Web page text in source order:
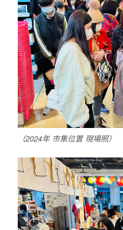
（2024年 市集位置 現場照）